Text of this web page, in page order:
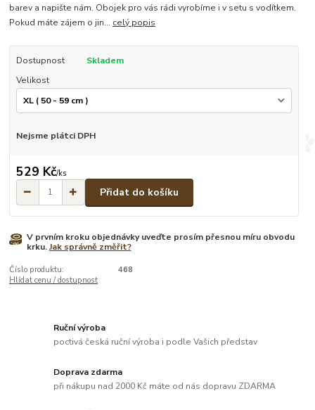
barev a napište nám. Obojek pro vás rádi vyrobíme i v setu s vodítkem.
Pokud máte zájem o jin... celý popis
Dostupnost
Skladem
Velikost
Nejsme plátci DPH
529 Kč/ks
Přidat do košíku
V prvním kroku objednávky uveďte prosím přesnou míru obvodu
krku.Jak správně změřit?
Číslo produktu:
468
Hlídat cenu / dostupnost
Ruční výroba
poctivá česká ruční výroba i podle Vašich představ
Doprava zdarma
při nákupu nad 2000 Kč máte od nás dopravu ZDARMA